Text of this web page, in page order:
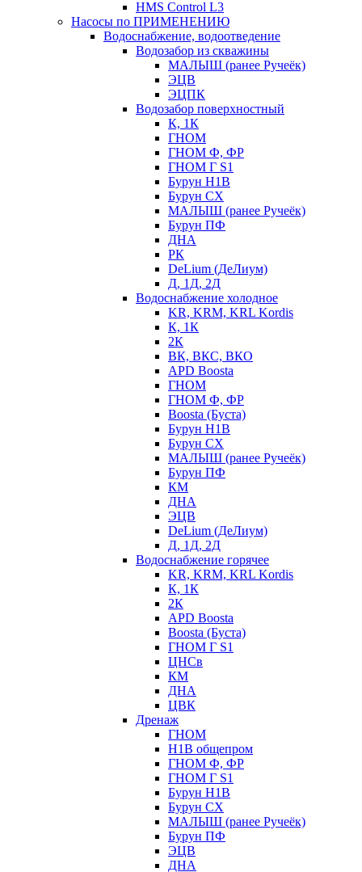
HMS Control L3
Насосы по ПРИМЕНЕНИЮ
Водоснабжение, водоотведение
Водозабор из скважины
МАЛЫШ (ранее Ручеёк)
ЭЦВ
ЭЦПК
Водозабор поверхностный
К, 1К
ГНОМ
ГНОМ Ф, ФР
ГНОМ Г S1
Бурун Н1В
Бурун СХ
МАЛЫШ (ранее Ручеёк)
Бурун ПФ
ДНА
РК
DeLium (ДеЛиум)
Д, 1Д, 2Д
Водоснабжение холодное
KR, KRM, KRL Kordis
К, 1К
2К
ВК, ВКС, ВКО
APD Boosta
ГНОМ
ГНОМ Ф, ФР
Boosta (Буста)
Бурун Н1В
Бурун СХ
МАЛЫШ (ранее Ручеёк)
Бурун ПФ
КМ
ДНА
ЭЦВ
DeLium (ДеЛиум)
Д, 1Д, 2Д
Водоснабжение горячее
KR, KRM, KRL Kordis
К, 1К
2К
APD Boosta
Boosta (Буста)
ГНОМ Г S1
ЦНСв
КМ
ДНА
ЦВК
Дренаж
ГНОМ
Н1В общепром
ГНОМ Ф, ФР
ГНОМ Г S1
Бурун Н1В
Бурун СХ
МАЛЫШ (ранее Ручеёк)
Бурун ПФ
ЭЦВ
ДНА